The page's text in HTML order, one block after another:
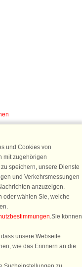
an
€für Ihren nächsten
DanCenter Newsletter
Gewinnspiele und
und Cookies von
mit zugehörigen
speichern, unsere Dienste
und Verkehrsmessungen
anzuzeigen.
oder wählen Sie, welche
.Sie können
unsere Webseite
wie das Erinnern an die